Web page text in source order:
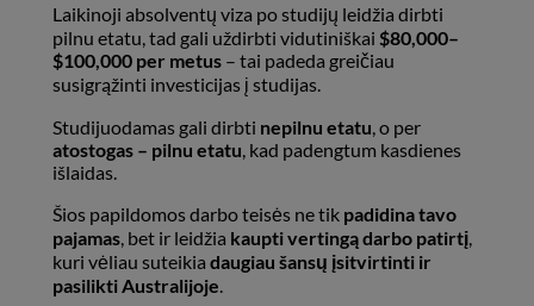
Laikinoji absolventų viza po studijų leidžia dirbti
pilnu etatu, tad gali uždirbti vidutiniškai $80,000–
$100,000 per metus – tai padeda greičiau
susigrąžinti investicijas į studijas.
Studijuodamas gali dirbti nepilnu etatu , o per
atostogas – pilnu etatu , kad padengtum kasdienes
išlaidas.
Šios papildomos darbo teisės ne tik padidina tavo
pajamas , bet ir leidžia kaupti vertingą darbo patirtį
kuri vėliau suteikia daugiau šansų įsitvirtinti ir
pasilikti Australijoje